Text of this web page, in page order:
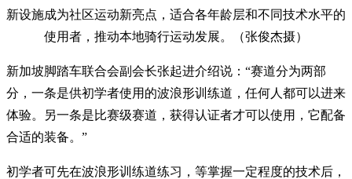
新设施成为社区运动新亮点，适合各年龄层和不同技术水平的
使用者，推动本地骑行运动发展。（张俊杰摄）
新加坡脚踏车联合会副会长张起进介绍说：“赛道分为两部
分，一条是供初学者使用的波浪形训练道，任何人都可以进来
体验。另一条是比赛级赛道，获得认证者才可以使用，它配备
合适的装备。”
初学者可先在波浪形训练道练习，等掌握一定程度的技术后，